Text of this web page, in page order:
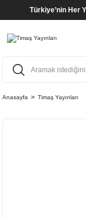
Türkiye’nin Her
Anasayfa Timaş Yayınları